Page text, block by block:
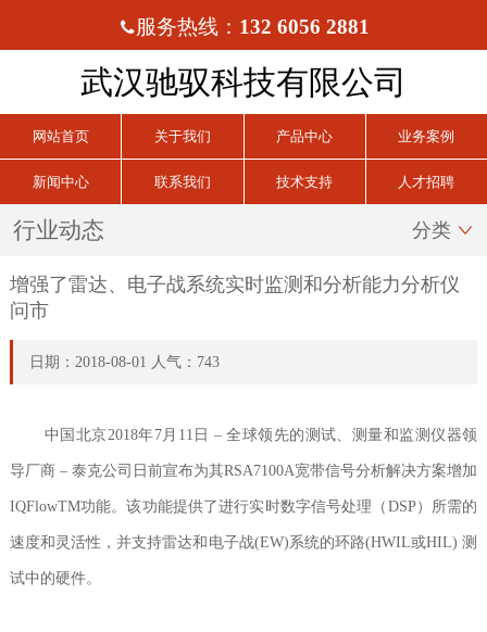
服务热线： 132 6056 2881
武汉驰驭科技有限公司
网站首页 关于我们 产品中心 业务案例
新闻中心 联系我们 技术支持 人才招聘
行业动态 分类 
增强了雷达、电子战系统实时监测和分析能力分析仪
问市
日期：2018-08-01 人气：743
中国北京2018年7月11日 – 全球领先的测试、测量和监测仪器领
导厂商 – 泰克公司日前宣布为其RSA7100A宽带信号分析解决方案增加
IQFlowTM功能。该功能提供了进行实时数字信号处理（DSP）所需的
速度和灵活性，并支持雷达和电子战(EW)系统的环路(HWIL或HIL) 测
试中的硬件。